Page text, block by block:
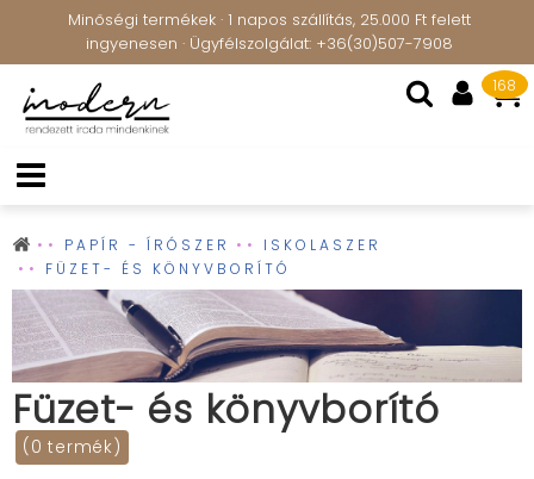
Minőségi termékek · 1 napos szállítás, 25.000 Ft felett
ingyenesen · Ügyfélszolgálat: +36(30)507-7908
168
PAPÍR - ÍRÓSZER
ISKOLASZER
FÜZET- ÉS KÖNYVBORÍTÓ
Füzet- és könyvborító
(0 termék)